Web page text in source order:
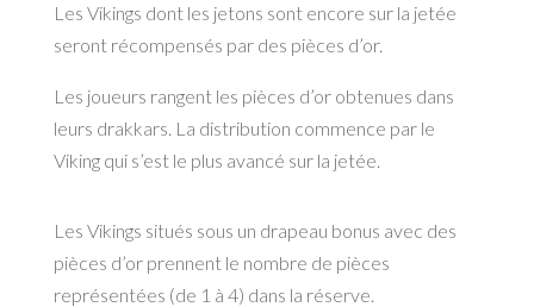
Les Vikings dont les jetons sont encore sur la jetée
seront récompensés par des pièces d’or.
Les joueurs rangent les pièces d’or obtenues dans
leurs drakkars. La distribution commence par le
Viking qui s’est le plus avancé sur la jetée.
Les Vikings situés sous un drapeau bonus avec des
pièces d’or prennent le nombre de pièces
représentées (de 1 à 4) dans la réserve.